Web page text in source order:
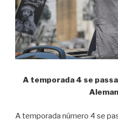
A temporada 4 se
A temporada número 4 se